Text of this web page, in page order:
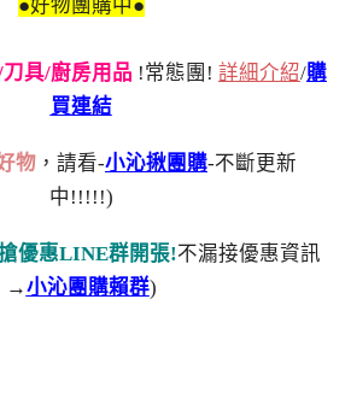
●好物團購中●
具/廚房用品 !常態團! 詳細介紹/購
買連結
物 ，請看-小沁揪團購-不斷更新
中!!!!!)
優惠LINE群開張!不漏接優惠資訊
→小沁團購賴群)